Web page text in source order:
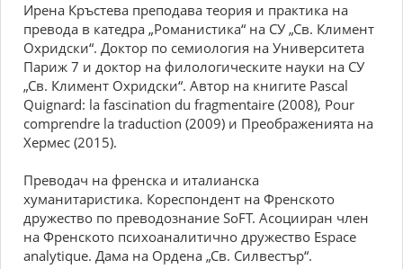
Ирена Кръстева преподава теория и практика на
превода в катедра „Романистика“ на СУ „Св. Климент
Охридски“. Доктор по семиология на Университета
Париж 7 и доктор на филологическите науки на СУ
„Св. Климент Охридски“. Автор на книгите Pascal
Quignard: la fascination du fragmentaire (2008), Pour
comprendre la traduction (2009) и Преображенията на
Хермес (2015).
Превoдач на френска и италианска
хуманитаристика. Кореспондент на Френското
дружество по преводознание SoFT. Асоцииран член
на Френското психоаналитично дружество Espace
analytique. Дама на Ордена „Св. Силвестър“.